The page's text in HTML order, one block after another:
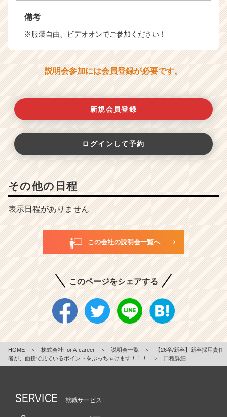
備考
※服装自由、ビデオオンでご参加ください！
説明会参加には会員登録が必要です。
新規会員登録
ログインして予約
その他の日程
表示日程がありません
この会社の説明会一覧へ
このページをシェアする
HOME ＞ 株式会社For A-career ＞ 説明会一覧 ＞
【26卒/新卒】新卒採用責任
者が、面接で見ているポイントをぶっちゃけます！！！
＞ 日程詳細
SERVICE 就職サービス